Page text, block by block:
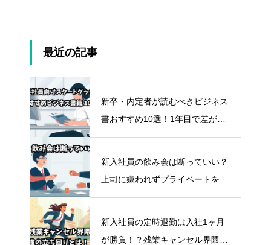
最近の記事
新卒・内定者が読むべきビジネス
書おすすめ10選！1年目で差がつ
く“タイパ最強”自己投資術
新入社員の飲み会は断っていい？
上司に嫌われずプライベートを守
るスマートな断り方
新入社員の定時退勤は入社1ヶ月
が勝負！？残業キャンセル界隈の